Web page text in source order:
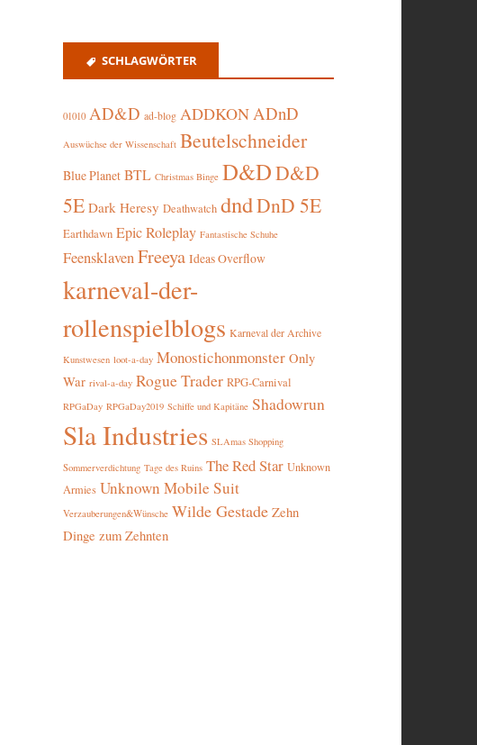
SCHLAGWÖRTER
01010 AD&D ad-blog ADDKONADnD
Auswüchse der Wissenschaft Beutelschneider
Blue Planet BTL Christmas Binge D&DD&D
5E Dark Heresy Deathwatch dndDnD 5E
Earthdawn Epic Roleplay Fantastische Schuhe
Feensklaven Freeya Ideas Overflow
karneval-der-
rollenspielblogs Karneval der Archive
Kunstwesen loot-a-day Monostichonmonster Only
War rival-a-day Rogue Trader RPG-Carnival
RPGaDay RPGaDay2019 Schiffe und Kapitäne Shadowrun
Sla Industries SLAmas Shopping
Sommerverdichtung Tage des Ruins The Red Star Unknown
Armies Unknown Mobile Suit
Verzauberungen&Wünsche Wilde Gestade Zehn
Dinge zum Zehnten